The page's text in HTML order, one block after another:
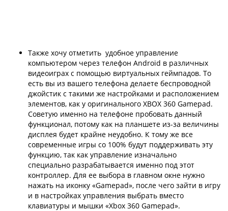
Также хочу отметить удобное управление
компьютером через телефон Android в различных
видеоиграх с помощью виртуальных геймпадов. То
есть вы из вашего телефона делаете беспроводной
джойстик с такими же настройками и расположением
элементов, как у оригинального XBOX 360 Gamepad.
Советую именно на телефоне пробовать данный
функционал, потому как на планшете из-за величины
дисплея будет крайне неудобно. К тому же все
современные игры со 100% будут поддерживать эту
функцию, так как управление изначально
специально разрабатывается именно под этот
контроллер. Для ее выбора в главном окне нужно
нажать на иконку «Gamepad», после чего зайти в игру
и в настройках управления выбрать вместо
клавиатуры и мышки «Xbox 360 Gamepad».